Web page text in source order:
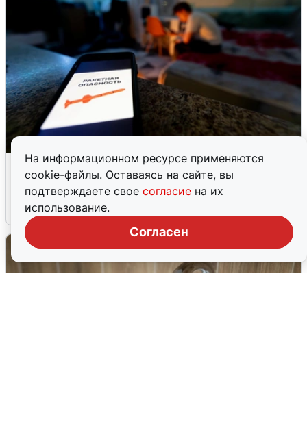
На информационном ресурсе применяются
cookie-файлы. Оставаясь на сайте, вы
подтверждаете свое согласие на их
использование.
Согласен
Ночью в Самарской области завыли
сирены
8 августа 0